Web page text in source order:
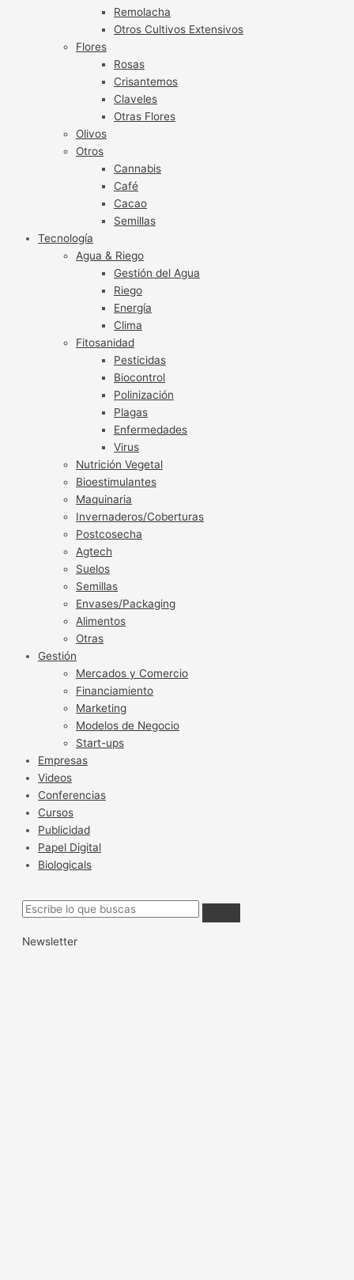
Remolacha
Otros Cultivos Extensivos
Flores
Rosas
Crisantemos
Claveles
Otras Flores
Olivos
Otros
Cannabis
Café
Cacao
Semillas
Tecnología
Agua & Riego
Gestión del Agua
Riego
Energía
Clima
Fitosanidad
Pesticidas
Biocontrol
Polinización
Plagas
Enfermedades
Virus
Nutrición Vegetal
Bioestimulantes
Maquinaria
Invernaderos/Coberturas
Postcosecha
Agtech
Suelos
Semillas
Envases/Packaging
Alimentos
Otras
Gestión
Mercados y Comercio
Financiamiento
Marketing
Modelos de Negocio
Start-ups
Empresas
Videos
Conferencias
Cursos
Publicidad
Papel Digital
Biologicals
Newsletter